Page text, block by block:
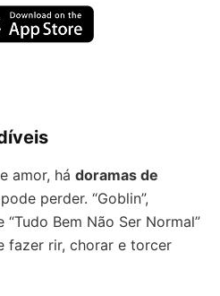
amor, há doramas de
perder. “Goblin”,
“Tudo Bem Não Ser Normal”
fazer rir, chorar e torcer